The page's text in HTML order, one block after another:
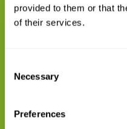
provided to them or that
of their services.
Selection
Necessary
Preferences